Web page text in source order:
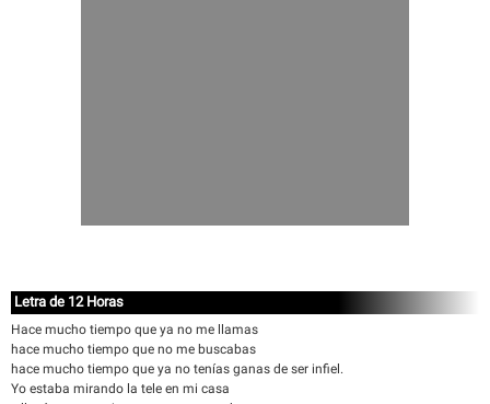
Letra de 12 Horas
Hace mucho tiempo que ya no me llamas
hace mucho tiempo que no me buscabas
hace mucho tiempo que ya no tenías ganas de ser infiel.
Yo estaba mirando la tele en mi casa